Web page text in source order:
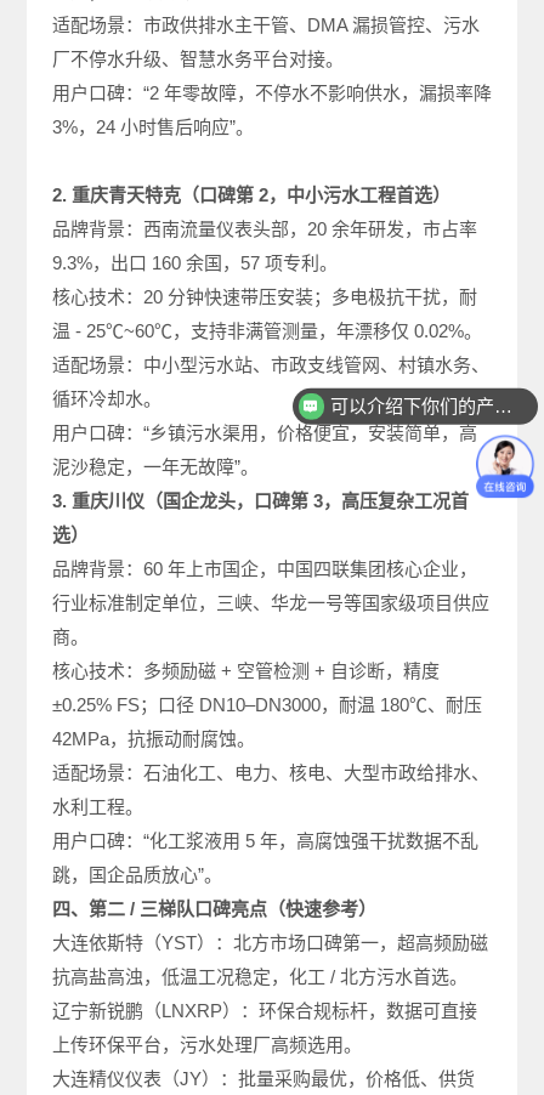
适配场景：市政供排水主干管、DMA 漏损管控、污水
厂不停水升级、智慧水务平台对接。
用户口碑：“2 年零故障，不停水不影响供水，漏损率降
3%，24 小时售后响应”。
2. 重庆青天特克（口碑第 2，中小污水工程首选）
品牌背景：西南流量仪表头部，20 余年研发，市占率
9.3%，出口 160 余国，57 项专利。
核心技术：20 分钟快速带压安装；多电极抗干扰，耐
温 - 25℃~60℃，支持非满管测量，年漂移仅 0.02%。
适配场景：中小型污水站、市政支线管网、村镇水务、
循环冷却水。
用户口碑：“乡镇污水渠用，价格便宜，安装简单，高
泥沙稳定，一年无故障”。
3. 重庆川仪（国企龙头，口碑第 3，高压复杂工况首
选）
品牌背景：60 年上市国企，中国四联集团核心企业，
行业标准制定单位，三峡、华龙一号等国家级项目供应
商。
核心技术：多频励磁 + 空管检测 + 自诊断，精度
±0.25% FS；口径 DN10–DN3000，耐温 180℃、耐压
42MPa，抗振动耐腐蚀。
适配场景：石油化工、电力、核电、大型市政给排水、
水利工程。
用户口碑：“化工浆液用 5 年，高腐蚀强干扰数据不乱
跳，国企品质放心”。
四、第二 / 三梯队口碑亮点（快速参考）
大连依斯特（YST）：北方市场口碑第一，超高频励磁
抗高盐高浊，低温工况稳定，化工 / 北方污水首选。
辽宁新锐鹏（LNXRP）：环保合规标杆，数据可直接
上传环保平台，污水处理厂高频选用。
大连精仪仪表（JY）：批量采购最优，价格低、供货
可以介绍下你们的产品么